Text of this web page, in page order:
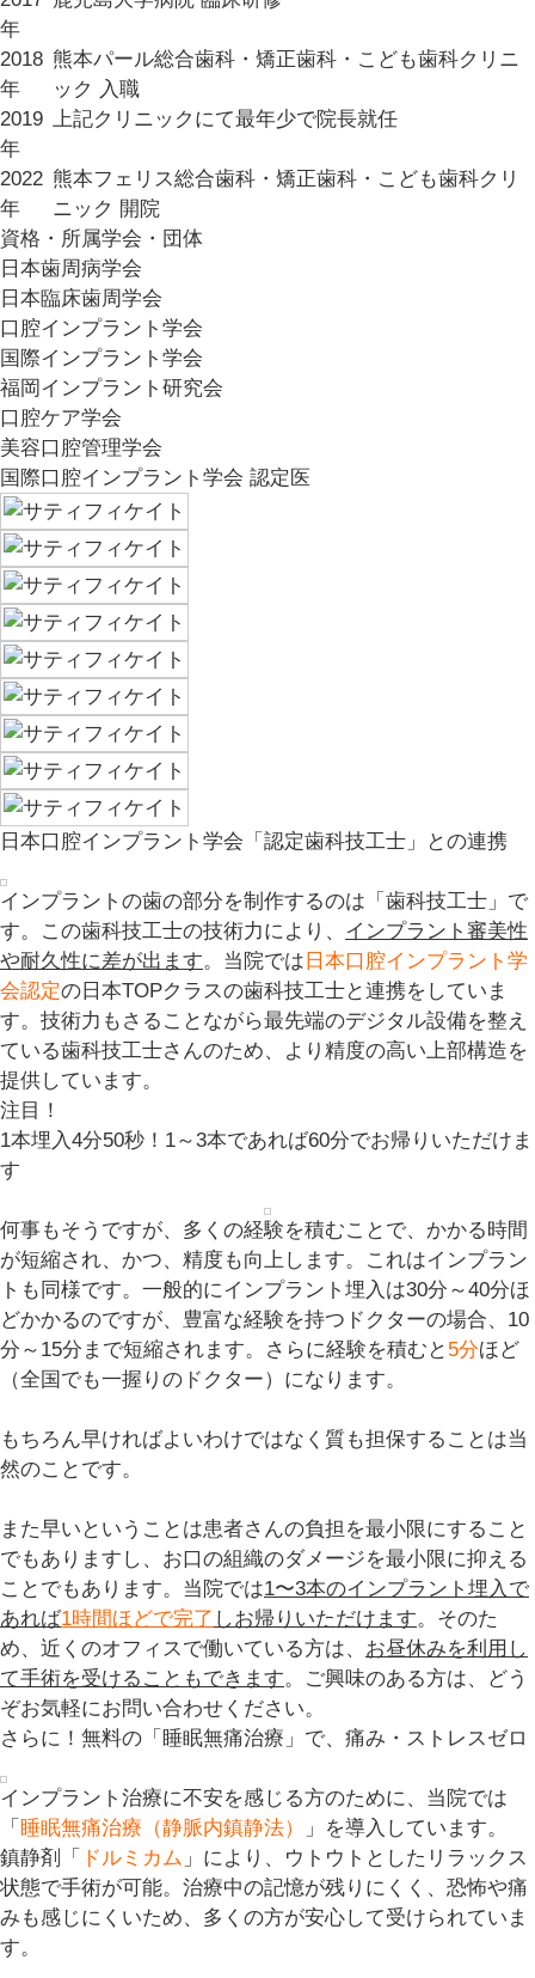
年
2018
年
熊本パール総合歯科・矯正歯科・こども歯科クリニ
ック 入職
2019
年
上記クリニックにて最年少で院長就任
2022
年
熊本フェリス総合歯科・矯正歯科・こども歯科クリ
ニック 開院
資格・所属学会・団体
日本歯周病学会
日本臨床歯周学会
口腔インプラント学会
国際インプラント学会
福岡インプラント研究会
口腔ケア学会
美容口腔管理学会
国際口腔インプラント学会 認定医
日本口腔インプラント学会「認定歯科技工士」との連携
インプラントの歯の部分を制作するのは「歯科技工士」で
す。この歯科技工士の技術力により、 インプラント審美性
や耐久性に差が出ます。当院では 日本口腔インプラント学
会認定の日本TOPクラスの歯科技工士と連携をしていま
す。技術力もさることながら最先端のデジタル設備を整え
ている歯科技工士さんのため、より精度の高い上部構造を
提供しています。
注目！
1本埋入4分50秒！1～3本であれば60分でお帰りいただけま
す
何事もそうですが、多くの経験を積むことで、かかる時間
が短縮され、かつ、精度も向上します。これはインプラン
トも同様です。一般的にインプラント埋入は30分～40分ほ
どかかるのですが、豊富な経験を持つドクターの場合、10
分～15分まで短縮されます。さらに経験を積むと 5分ほど
（全国でも一握りのドクター）になります。
もちろん早ければよいわけではなく質も担保することは当
然のことです。
また早いということは患者さんの負担を最小限にすること
でもありますし、お口の組織のダメージを最小限に抑える
ことでもあります。当院では1〜3本のインプラント埋入で
あれば1時間ほどで完了 しお帰りいただけます。そのた
め、近くのオフィスで働いている方は、 お昼休みを利用し
て手術を受けることもできます。ご興味のある方は、どう
ぞお気軽にお問い合わせください。
さらに！ 無料の「睡眠無痛治療」で、痛み・ストレスゼロ
インプラント治療に不安を感じる方のために、当院では
「 睡眠無痛治療（静脈内鎮静法）
」を導入しています。
鎮静剤「
ドルミカム 」により、ウトウトとしたリラックス
状態で手術が可能。治療中の記憶が残りにくく、恐怖や痛
みも感じにくいため、多くの方が安心して受けられていま
す。